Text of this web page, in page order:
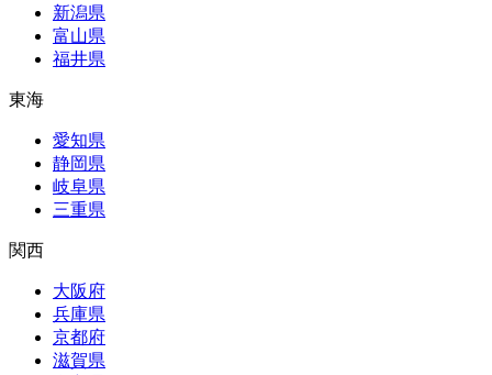
新潟県
富山県
福井県
東海
愛知県
静岡県
岐阜県
三重県
関西
大阪府
兵庫県
京都府
滋賀県